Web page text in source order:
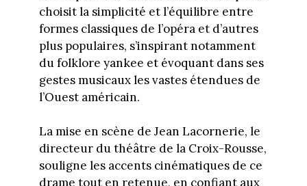
choisit la simplicité et l’équilibre entre
formes classiques de l’opéra et d’autres
plus populaires, s’inspirant notamment
du folklore yankee et évoquant dans ses
gestes musicaux les vastes étendues de
l’Ouest américain.
La mise en scène de Jean Lacornerie, le
directeur du théâtre de la Croix-Rousse,
souligne les accents cinématiques de ce
drame tout en retenue, en confiant aux